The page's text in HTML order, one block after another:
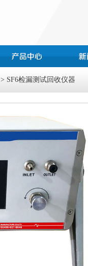
> SF6检漏测试回收仪器